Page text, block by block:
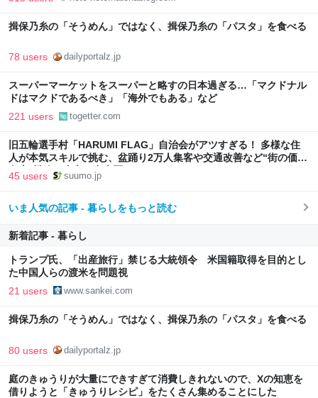
揖保乃糸の「そうめん」ではなく、揖保乃糸の「パスタ」を食べる
78 users dailyportalz.jp
スーパーマーケットをスーパーと略すの日本過ぎる…「マクドナル
ドはマクドであるべき」「海外でもある」など
221 users togetter.com
旧五輪選手村「HARUMI FLAG」自治会がアツすぎる！ 多様な住
人が本気スキルで挑む、盆踊り2万人集客や交通改善など“街の価値
向上”戦略 東京・中央区
45 users suumo.jp
いま人気の記事 - 暮らしをもっと読む
新着記事 - 暮らし
トランプ氏、「出産旅行」禁じる大統領令 米国籍取得を目的とし
た中国人らの渡米を問題視
21 users www.sankei.com
揖保乃糸の「そうめん」ではなく、揖保乃糸の「パスタ」を食べる
80 users dailyportalz.jp
庭のきゅうりが大量にできすぎて消費しきれないので、Xの知恵を
借りようと「きゅうりレシピ」をたくさん集めることにした